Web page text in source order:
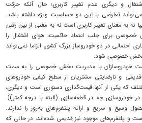
و دیگری عدم تغییر کاربری؛ حال آنکه حرکت
تعارضی با این دو حساسیت ویژه داشته باشد.
نه به معنای تغییر کاربری است نه به معنی از بین رفتن
برای جلب اعتماد حاکمیت، هوای اشتغال را
احتمالی در دو خودروساز بزرگ کشور، الزاما نمی‌تواند
بخش خصوصی شود.
خودروسازان با مدیریت بخش خصوصی را به سمت
قدیمی و نارضایتی مشتریان از سطح کیفی خودروهای
که یکی از آنها قیمت‌گذاری دستوری است و دیگری،
خودروسازی چه در قطعه‌‌‌سازی (البته با درجه کمتر)).
وسیع و سریع و ارائه پلتفرم‌های به‌روز را ندارند.
و پلتفرم‌های موجود نیز قدیمی شده‌اند، در حالی که